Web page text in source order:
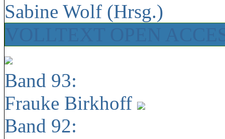
Sabine Wolf (Hrsg.)
Band 93:
Frauke Birkhoff
Band 92: